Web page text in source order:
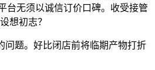
台无须以诚信订价口碑。收受接管
想初志？
题。好比闭店前将临期产物打折